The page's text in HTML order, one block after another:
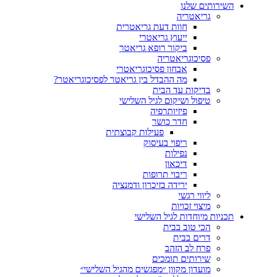
שלנו
גריאטריה
חוות דעת גריאטרית
ייעוץ גריאטרי
ביקור רופא גריאטר
פסיכוגריאטריה
אבחון פסיכוגריאטרי
מה ההבדל בין גריאטר לפסיכוגריאטר?
בדיקות עד הבית
טיפול ושיקום לגיל השלישי
פיזיותרפיה
חדר כושר
פעילות קבוצתית
ריפוי בעיסוק
ריבוי תרופות
ירידה בזיכרון ודמנציה
מיצוי זכויות
מיוחדות לגיל השלישי
הכי טוב בבית
דרים בבית
פרח לב הזהב
שירותים תומכים
מועדון מקוון ״מפגשים מהגיל השלישי״